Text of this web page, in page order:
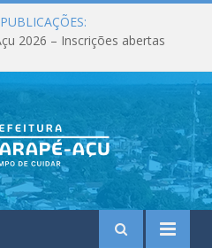
2026 – Inscrições abertas